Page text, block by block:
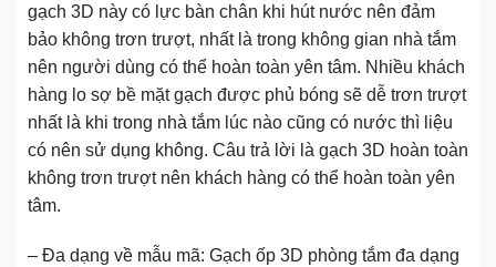
gạch 3D này có lực bàn chân khi hút nước nên đảm
bảo không trơn trượt, nhất là trong không gian nhà tắm
nên người dùng có thể hoàn toàn yên tâm. Nhiều khách
hàng lo sợ bề mặt gạch được phủ bóng sẽ dễ trơn trượt
nhất là khi trong nhà tắm lúc nào cũng có nước thì liệu
có nên sử dụng không. Câu trả lời là gạch 3D hoàn toàn
không trơn trượt nên khách hàng có thể hoàn toàn yên
tâm.
– Đa dạng về mẫu mã: Gạch ốp 3D phòng tắm đa dạng